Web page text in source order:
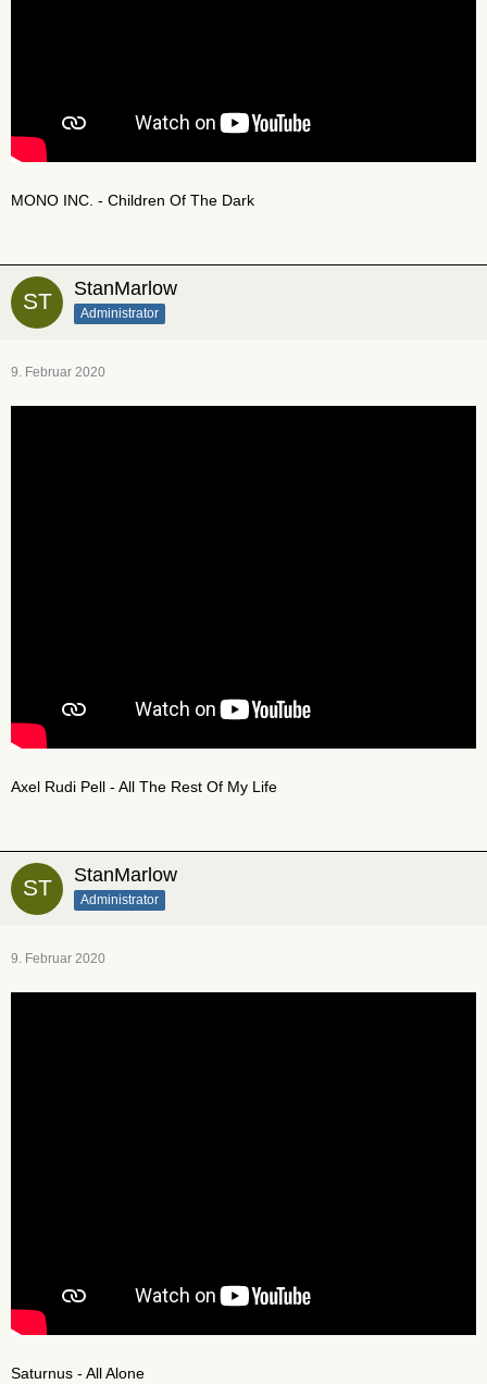
MONO INC. - Children Of The Dark
StanMarlow
Administrator
9. Februar 2020
Axel Rudi Pell - All The Rest Of My Life
StanMarlow
Administrator
9. Februar 2020
Saturnus - All Alone